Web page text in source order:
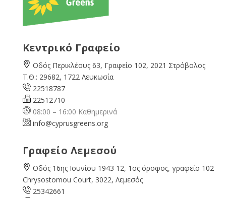
Κεντρικό Γραφείο
Οδός Περικλέους 63, Γραφείο 102, 2021 Στρόβολος
Τ.Θ.: 29682, 1722 Λευκωσία
22518787
22512710
08:00 – 16:00 Καθημερινά
info@cyprusgreens.org
Γραφείο Λεμεσού
Οδός 16ης Ιουνίου 1943 12, 1ος όροφος, γραφείο 102
Chrysostomou Court, 3022, Λεμεσός
25342661